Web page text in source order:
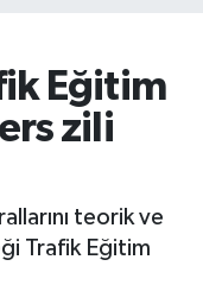
Eğitim
zili
teorik ve
Trafik Eğitim